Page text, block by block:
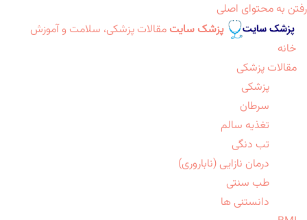
رفتن به محتوای اصلی
پزشک سایت مقالات پزشکی، سلامت و آموزش
خانه
مقالات پزشکی
پزشکی
سرطان
تغذیه سالم
تب دنگی
درمان نازایی (ناباروری)
طب سنتی
دانستنی ها